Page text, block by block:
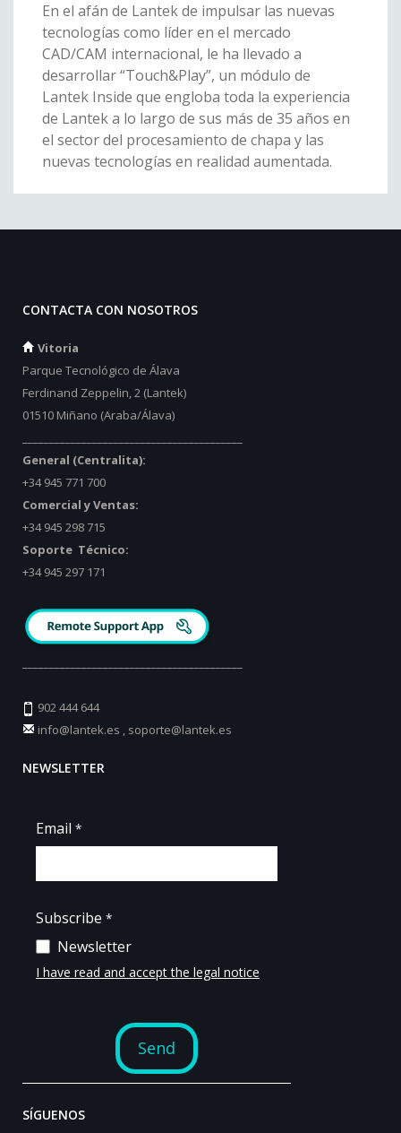
En el afán de Lantek de impulsar las nuevas
tecnologías como líder en el mercado
CAD/CAM internacional, le ha llevado a
desarrollar “Touch&Play”, un módulo de
Lantek Inside que engloba toda la experiencia
de Lantek a lo largo de sus más de 35 años en
el sector del procesamiento de chapa y las
nuevas tecnologías en realidad aumentada.
CONTACTA CON NOSOTROS
Vitoria
Parque Tecnológico de Álava
Ferdinand Zeppelin, 2 (Lantek)
01510 Miñano (Araba/Álava)
General (Centralita):
+34 945 771 700
Comercial y Ventas:
+34 945 298 715
Soporte Técnico:
+34 945 297 171
902 444 644
info@lantek.es , soporte@lantek.es
NEWSLETTER
SÍGUENOS